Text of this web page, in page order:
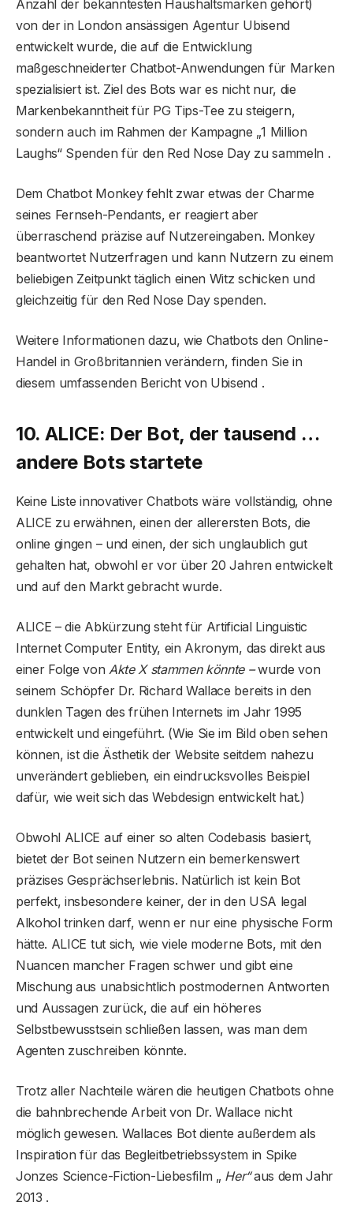
Anzahl der bekanntesten Haushaltsmarken gehört)
von der in London ansässigen Agentur Ubisend
entwickelt wurde, die auf die Entwicklung
maßgeschneiderter Chatbot-Anwendungen für Marken
spezialisiert ist. Ziel des Bots war es nicht nur, die
Markenbekanntheit für PG Tips-Tee zu steigern,
sondern auch im Rahmen der Kampagne „1 Million
Laughs“ Spenden für den Red Nose Day zu sammeln .
Dem Chatbot Monkey fehlt zwar etwas der Charme
seines Fernseh-Pendants, er reagiert aber
überraschend präzise auf Nutzereingaben. Monkey
beantwortet Nutzerfragen und kann Nutzern zu einem
beliebigen Zeitpunkt täglich einen Witz schicken und
gleichzeitig für den Red Nose Day spenden.
Weitere Informationen dazu, wie Chatbots den Online-
Handel in Großbritannien verändern, finden Sie in
diesem umfassenden Bericht von Ubisend .
10. ALICE: Der Bot, der tausend …
andere Bots startete
Keine Liste innovativer Chatbots wäre vollständig, ohne
ALICE zu erwähnen, einen der allerersten Bots, die
online gingen – und einen, der sich unglaublich gut
gehalten hat, obwohl er vor über 20 Jahren entwickelt
und auf den Markt gebracht wurde.
ALICE – die Abkürzung steht für Artificial Linguistic
Internet Computer Entity, ein Akronym, das direkt aus
einer Folge von Akte X stammen könnte –wurde von
seinem Schöpfer Dr. Richard Wallace bereits in den
dunklen Tagen des frühen Internets im Jahr 1995
entwickelt und eingeführt. (Wie Sie im Bild oben sehen
können, ist die Ästhetik der Website seitdem nahezu
unverändert geblieben, ein eindrucksvolles Beispiel
dafür, wie weit sich das Webdesign entwickelt hat.)
Obwohl ALICE auf einer so alten Codebasis basiert,
bietet der Bot seinen Nutzern ein bemerkenswert
präzises Gesprächserlebnis. Natürlich ist kein Bot
perfekt, insbesondere keiner, der in den USA legal
Alkohol trinken darf, wenn er nur eine physische Form
hätte. ALICE tut sich, wie viele moderne Bots, mit den
Nuancen mancher Fragen schwer und gibt eine
Mischung aus unabsichtlich postmodernen Antworten
und Aussagen zurück, die auf ein höheres
Selbstbewusstsein schließen lassen, was man dem
Agenten zuschreiben könnte.
Trotz aller Nachteile wären die heutigen Chatbots ohne
die bahnbrechende Arbeit von Dr. Wallace nicht
möglich gewesen. Wallaces Bot diente außerdem als
Inspiration für das Begleitbetriebssystem in Spike
Jonzes Science-Fiction-Liebesfilm „ Her“aus dem Jahr
2013 .